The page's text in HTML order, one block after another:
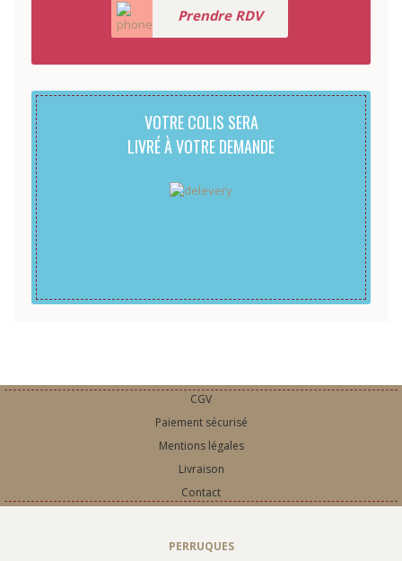
Prendre RDV
VOTRE COLIS SERA
LIVRÉ À VOTRE DEMANDE
CGV
Paiement sécurisé
Mentions légales
Livraison
Contact
PERRUQUES